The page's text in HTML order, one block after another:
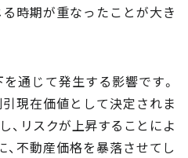
時期が重なったことが大き
通じて発生する影響です。
現在価値として決定されま
、リスクが上昇することによ
不動産価格を暴落させてし